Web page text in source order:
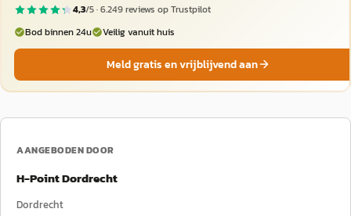
4,3/5 ·6.249reviews op Trustpilot
Bod binnen 24u
Veilig vanuit huis
Meld gratis en vrijblijvend aan
AANGEBODEN DOOR
H-Point Dordrecht
Dordrecht